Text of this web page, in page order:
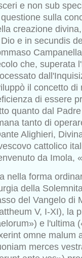
e non sub
questione sulla
creazione
Dio e in secundis
che, superata
il concetto di
di essere
quanto dal
tanto di
Alighieri,
cattolico
da Imola,
nella forma
della
del Vangelo di
V, I-XI), la
e l'ultima
omne malum
merces